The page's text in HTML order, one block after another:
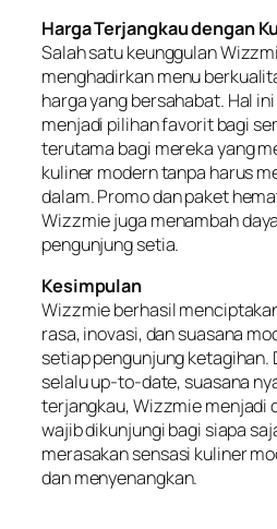
Harga Terjangkau dengan
Salah satu keunggulan
menghadirkan menu
harga yang bersahabat. Hal
menjadi pilihan favorit bagi
terutama bagi mereka yang
kuliner modern tanpa harus
dalam. Promo dan paket
Wizzmie juga menambah
pengunjung setia.
Kesimpulan
Wizzmie berhasil
rasa, inovasi, dan suasana
setiap pengunjung ketagihan.
selalu up-to-date, suasana
terjangkau, Wizzmie menjadi
wajib dikunjungi bagi siapa
merasakan sensasi kuliner
dan menyenangkan.